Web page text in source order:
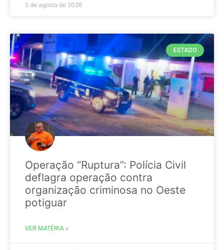
5 de agosto de 2026
ESTADO
Operação “Ruptura”: Polícia Civil
deflagra operação contra
organização criminosa no Oeste
potiguar
VER MATÉRIA »